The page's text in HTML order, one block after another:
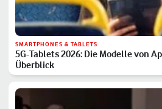
SMARTPHONES & TABLETS
5G-Tablets 2026: Die Modelle von
Überblick